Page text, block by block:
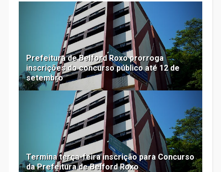
Prefeitura de Belford Roxo prorroga
inscrições do concurso público até 12 de
setembro
Termina terça-feira inscrição para Concurso
da Prefeitura de Belford Roxo